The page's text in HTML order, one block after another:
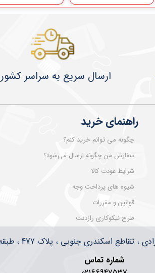
راهنمای خرید
چگونه می توانم خرید کنم؟
سفارش من چگونه ارسال می‌شود؟
شرایط عودت کالا
شیوه های پرداخت وجه
قوانین و مقررات
طرح نیکوکاری رازدنت
اسکندری جنوبی ، پلاک 477 ، طبقه 2 واحد 25
شماره تماس
​​​​ارسال سریع به سراسر کشور